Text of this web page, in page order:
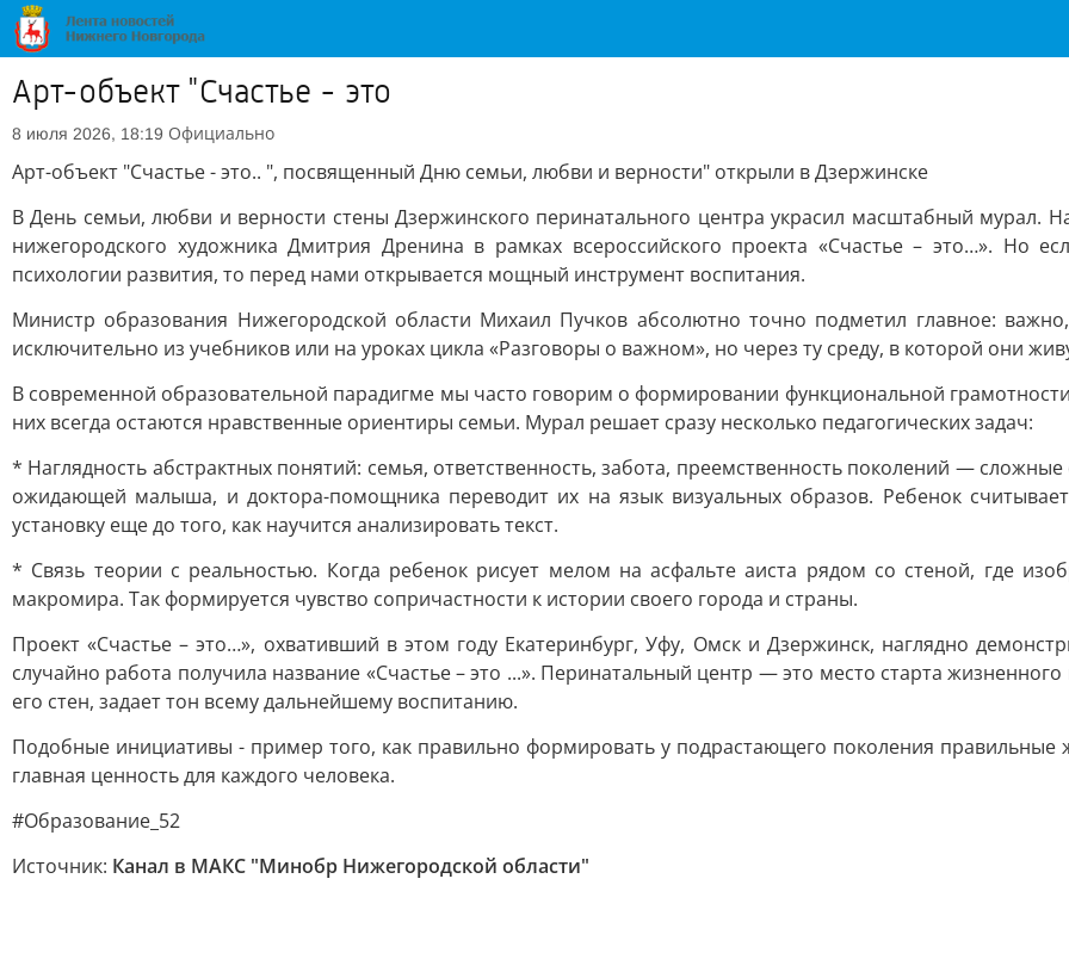
Арт-объект "Счастье - это
8 июля 2026, 18:19 Официально
Арт-объект "Счастье - это.. ", посвященный Дню семьи, любви и верности" открыли в Дзержинске
В День семьи, любви и верности стены Дзержинского перинатального центра украсил масштабный мурал.
нижегородского художника Дмитрия Дренина в рамках всероссийского проекта «Счастье – это…». Но
психологии развития, то перед нами открывается мощный инструмент воспитания.
Министр образования Нижегородской области Михаил Пучков абсолютно точно подметил главное:
исключительно из учебников или на уроках цикла «Разговоры о важном», но через ту среду, в которой они
В современной образовательной парадигме мы часто говорим о формировании функциональной
них всегда остаются нравственные ориентиры семьи. Мурал решает сразу несколько педагогических задач:
* Наглядность абстрактных понятий: семья, ответственность, забота, преемственность поколений —
ожидающей малыша, и доктора-помощника переводит их на язык визуальных образов. Ребенок
установку еще до того, как научится анализировать текст.
* Связь теории с реальностью. Когда ребенок рисует мелом на асфальте аиста рядом со стеной, где
макромира. Так формируется чувство сопричастности к истории своего города и страны.
Проект «Счастье – это…», охвативший в этом году Екатеринбург, Уфу, Омск и Дзержинск, наглядно
случайно работа получила название «Счастье – это ...». Перинатальный центр — это место старта
его стен, задает тон всему дальнейшему воспитанию.
Подобные инициативы - пример того, как правильно формировать у подрастающего поколения
главная ценность для каждого человека.
#Образование_52
Источник: Канал в МАКС "Минобр Нижегородской области"